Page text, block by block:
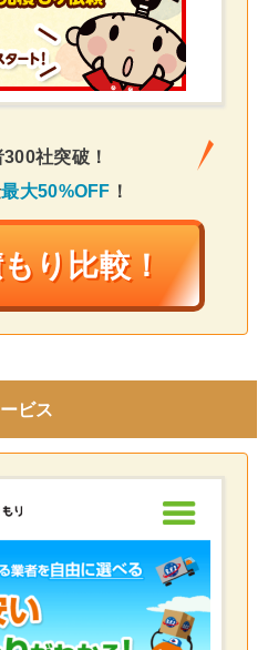
社突破！
最大50%OFF ！
り比較！
ビス